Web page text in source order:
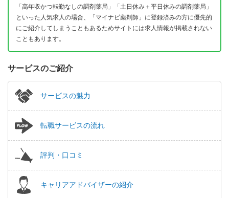
「高年収かつ転勤なしの調剤薬局」「土日休み＋平日休みの調剤薬局」
といった人気求人の場合、「マイナビ薬剤師」に登録済みの方に優先的
にご紹介してしまうこともあるためサイトには求人情報が掲載されない
こともあります。
サービスのご紹介
サービスの魅力
転職サービスの流れ
評判・口コミ
キャリアアドバイザーの紹介